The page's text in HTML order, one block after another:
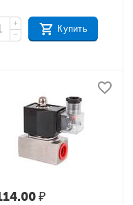
с клапанами
RUNXIN TM
TM F63C3, TM
+
−
Купить
₽